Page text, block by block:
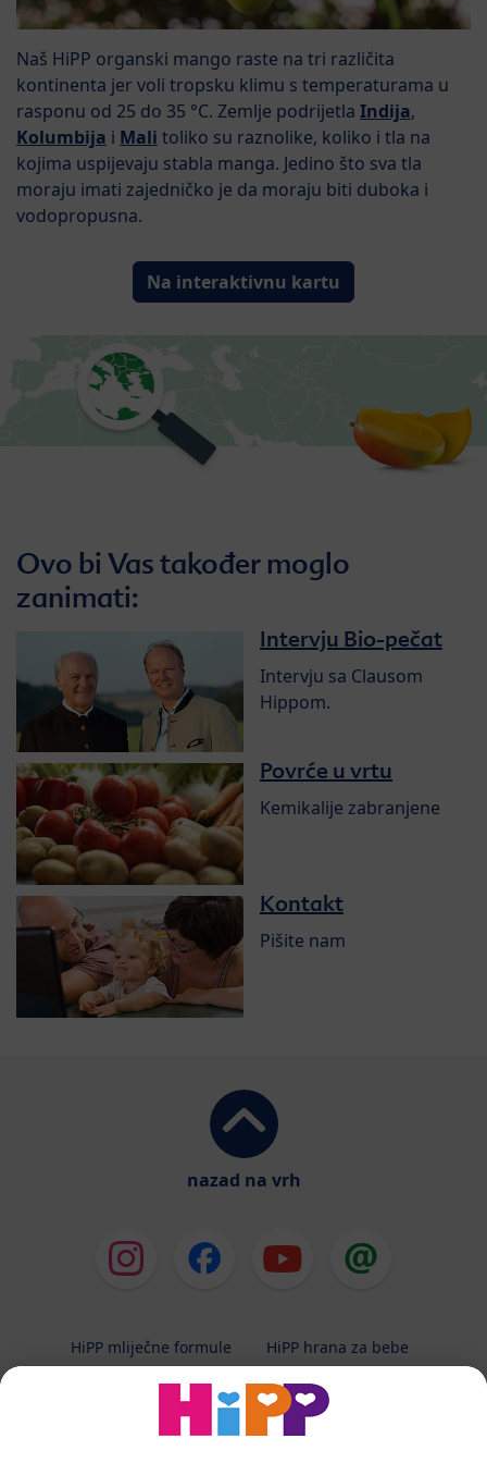
Naš HiPP organski mango raste na tri različita
kontinenta jer voli tropsku klimu s temperaturama u
rasponu od 25 do 35 °C. Zemlje podrijetla Indija,
Kolumbija i Mali toliko su raznolike, koliko i tla na
kojima uspijevaju stabla manga. Jedino što sva tla
moraju imati zajedničko je da moraju biti duboka i
vodopropusna.
Na interaktivnu kartu
Ovo bi Vas također moglo
zanimati:
Intervju Bio-pečat
Intervju sa Clausom
Hippom.
Povrće u vrtu
Kemikalije zabranjene
Kontakt
Pišite nam
nazad na vrh
HiPP mliječne formule
HiPP hrana za bebe
HiPP njega
HiPP trudnoća
Terapeutska dijeta